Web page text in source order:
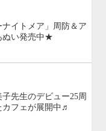
ナイトメア」周防＆ア
ぬい発売中★
先生のデビュー25周
カフェが展開中♬